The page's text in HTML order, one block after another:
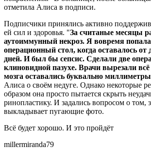
отметила Алиса в подписи.
Подписчики принялись активно
ей сил и здоровья. "За считаные месяцы
аутоиммунный некроз. Я вовремя
операционный стол, когда оставалось от
дней. И был бы сепсис. Сделали две
клиновидной пазухе. Врачи вырезали
мозга оставались буквально
Алиса о своём недуге. Однако некоторые
образом она просто пытается скрыть
ринопластику. И задались вопросом о том,
выкладывает пугающие фото.
Всё будет хорошо. И это пройдёт
millermiranda79